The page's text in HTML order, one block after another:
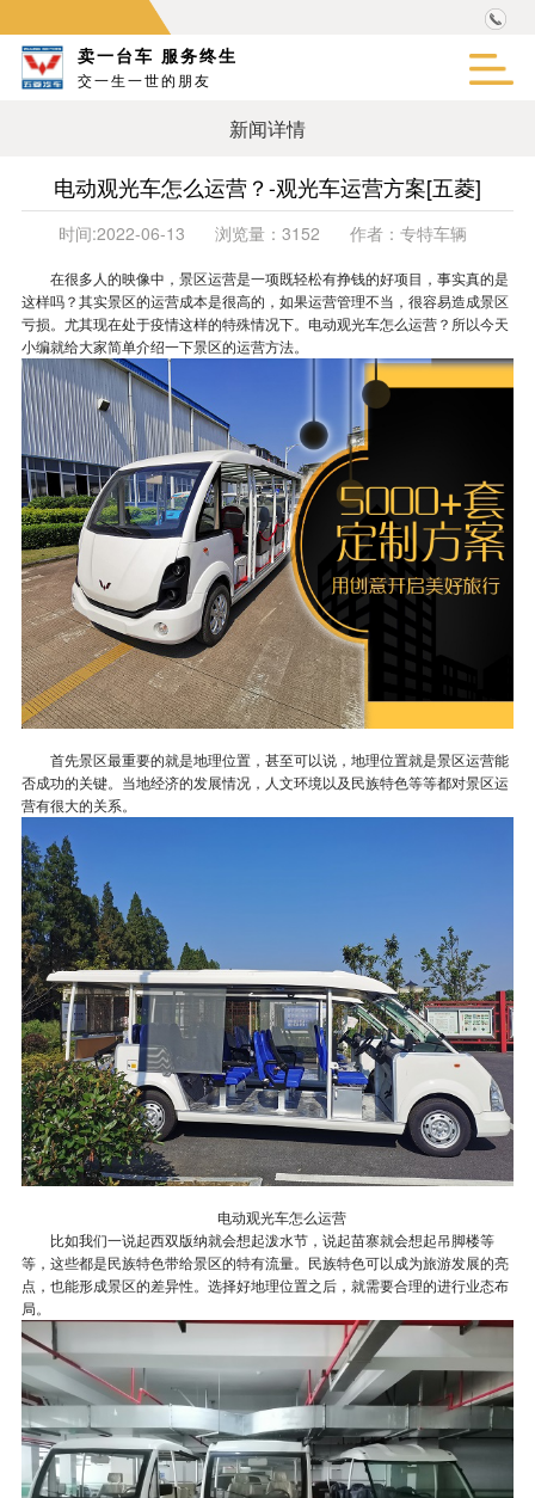
卖一台车 服务终生
交一生一世的朋友
新闻详情
电动观光车怎么运营？-观光车运营方案[五菱]
时间:2022-06-13 浏览量： 3152 作者： 专特车辆
在很多人的映像中，景区运营是一项既轻松有挣钱的好项目，事实真的是
这样吗？其实景区的运营成本是很高的，如果运营管理不当，很容易造成景区
亏损。尤其现在处于疫情这样的特殊情况下。电动观光车怎么运营？所以今天
小编就给大家简单介绍一下景区的运营方法。
首先景区最重要的就是地理位置，甚至可以说，地理位置就是景区运营能
否成功的关键。当地经济的发展情况，人文环境以及民族特色等等都对景区运
营有很大的关系。
电动观光车怎么运营
比如我们一说起西双版纳就会想起泼水节，说起苗寨就会想起吊脚楼等
等，这些都是民族特色带给景区的特有流量。民族特色可以成为旅游发展的亮
点，也能形成景区的差异性。选择好地理位置之后，就需要合理的进行业态布
局。